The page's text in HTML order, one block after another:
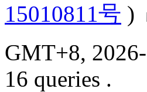
15010811号 )
GMT+8,
16 queries .